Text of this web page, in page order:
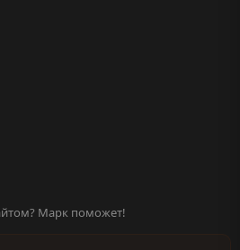
Марк поможет!